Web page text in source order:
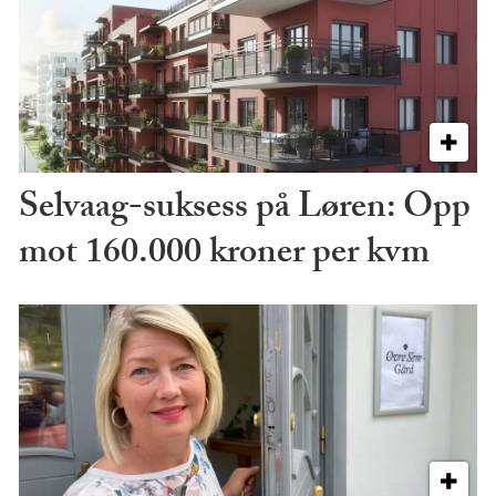
Selvaag-suksess på Løren: Opp
mot 160.000 kroner per kvm